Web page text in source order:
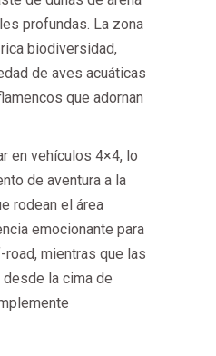
profundas. La zona
biodiversidad,
de aves acuáticas
que adornan
en vehículos 4×4, lo
de aventura a la
rodean el área
emocionante para
mientras que las
la cima de